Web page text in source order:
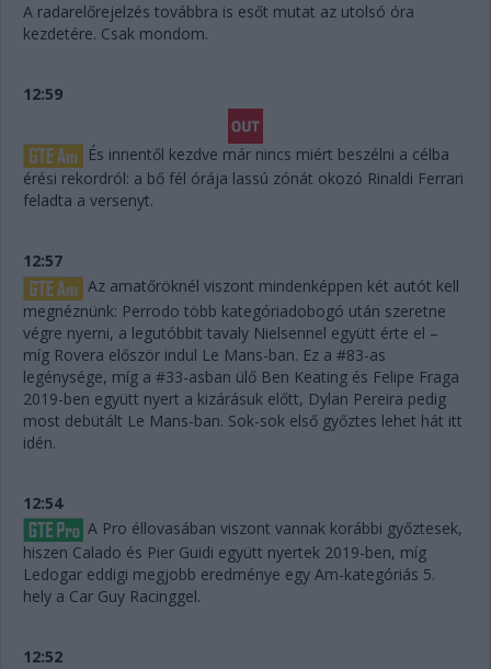
A radarelőrejelzés továbbra is esőt mutat az utolsó óra
kezdetére. Csak mondom.
12:59
És innentől kezdve már nincs miért beszélni a célba
érési rekordról: a bő fél órája lassú zónát okozó Rinaldi Ferrari
feladta a versenyt.
12:57
Az amatőröknél viszont mindenképpen két autót kell
megnéznünk: Perrodo több kategóriadobogó után szeretne
végre nyerni, a legutóbbit tavaly Nielsennel együtt érte el –
míg Rovera először indul Le Mans-ban. Ez a #83-as
legénysége, míg a #33-asban ülő Ben Keating és Felipe Fraga
2019-ben együtt nyert a kizárásuk előtt, Dylan Pereira pedig
most debütált Le Mans-ban. Sok-sok első győztes lehet hát itt
idén.
12:54
A Pro éllovasában viszont vannak korábbi győztesek,
hiszen Calado és Pier Guidi együtt nyertek 2019-ben, míg
Ledogar eddigi megjobb eredménye egy Am-kategóriás 5.
hely a Car Guy Racinggel.
12:52